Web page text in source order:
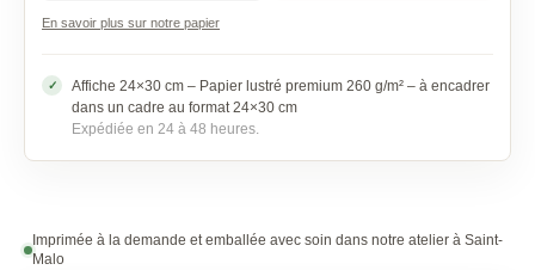
En savoir plus sur notre papier
Affiche 24×30 cm – Papier lustré premium 260 g/m² – à encadrer
dans un cadre au format 24×30 cm
Expédiée en 24 à 48 heures.
Imprimée à la demande et emballée avec soin dans notre atelier à Saint-
Malo